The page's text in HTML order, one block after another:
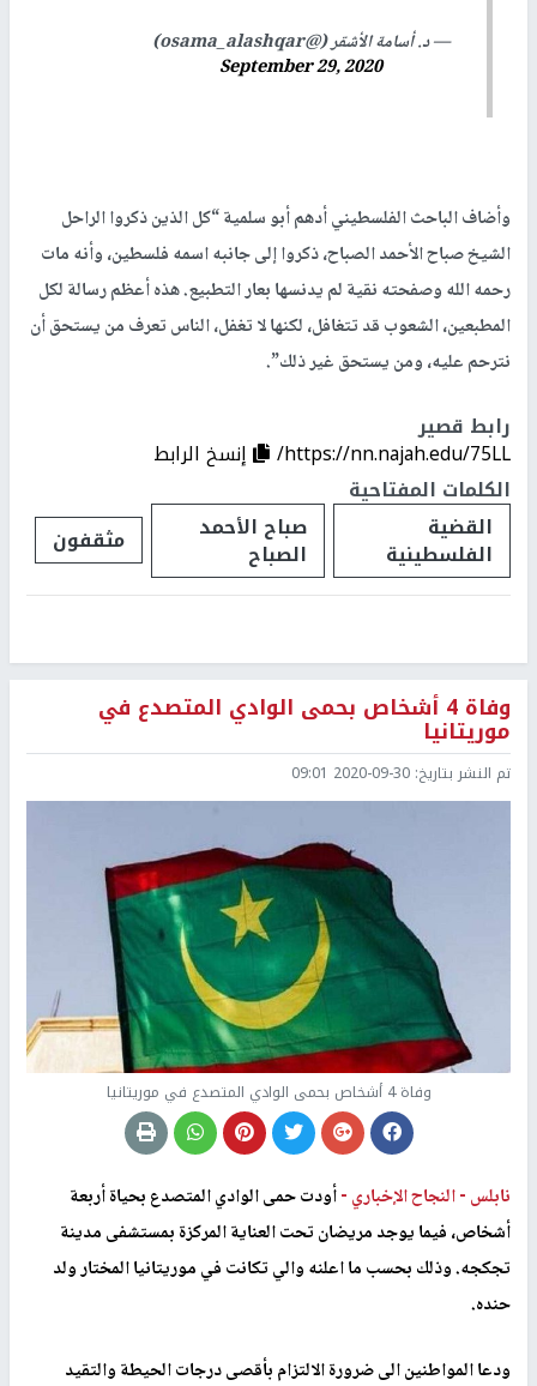
— د. أسامة الأشقر (@osama_alashqar)
September 29, 2020
وأضاف الباحث الفلسطيني أدهم أبو سلمية “كل الذين ذكروا الراحل
الشيخ صباح الأحمد الصباح، ذكروا إلى جانبه اسمه فلسطين، وأنه مات
رحمه الله وصفحته نقية لم يدنسها بعار التطبيع. هذه أعظم رسالة لكل
المطبعين، الشعوب قد تتغافل، لكنها لا تغفل، الناس تعرف من يستحق أن
نترحم عليه، ومن يستحق غير ذلك”.
رابط قصير
https://nn.najah.edu/75LL/
إنسخ الرابط
الكلمات المفتاحية
القضية
الفلسطينية
صباح الأحمد
الصباح مثقفون
وفاة 4 أشخاص بحمى الوادي المتصدع في
موريتانيا
تم النشر بتاريخ: 2020-09-30 09:01
وفاة 4 أشخاص بحمى الوادي المتصدع في موريتانيا
نابلس -النجاح الإخباري -أودت حمى الوادي المتصدع بحياة أربعة
أشخاص، فيما يوجد مريضان تحت العناية المركزة بمستشفى مدينة
تجكجه. وذلك بحسب ما اعلنه والي تكانت في موريتانيا المختار ولد
حنده.
ودعا المواطنين الى ضرورة الالتزام بأقصى درجات الحيطة والتقيد